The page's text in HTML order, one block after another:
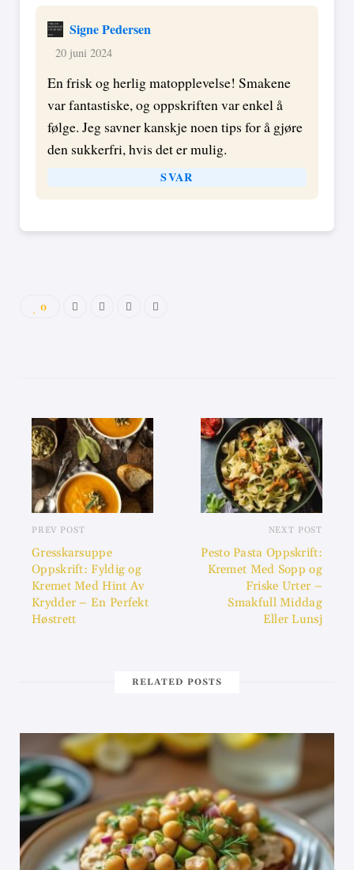
Signe Pedersen
20 juni 2024
En frisk og herlig matopplevelse! Smakene
var fantastiske, og oppskriften var enkel å
følge. Jeg savner kanskje noen tips for å gjøre
den sukkerfri, hvis det er mulig.
SVAR
0
PREV POST
Gresskarsuppe
Oppskrift: Fyldig og
Kremet Med Hint Av
Krydder – En Perfekt
Høstrett
NEXT POST
Pesto Pasta Oppskrift:
Kremet Med Sopp og
Friske Urter –
Smakfull Middag
Eller Lunsj
RELATED POSTS